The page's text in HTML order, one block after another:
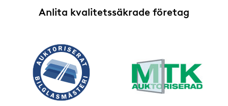
Anlita kvalitetssäkrade företag